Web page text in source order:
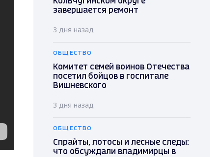
завершается ремонт
3 дня назад
ОБЩЕСТВО
Комитет семей воинов Отечества
посетил бойцов в госпитале
Вишневского
3 дня назад
ОБЩЕСТВО
Спрайты, лотосы и лесные следы:
что обсуждали владимирцы в